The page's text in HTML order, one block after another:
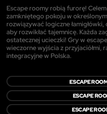
Escape roomy robią furorę!
zamkniętego pokoju w
rozwiązywać logiczne
aby rozwikłać tajemnicę. Każda
ostatecznej ucieczki! Gry w
wieczorne wyjścia z przyjaciółmi,
integracyjne w Polska.
ESCAPE
ESCAPE
ESCAPE